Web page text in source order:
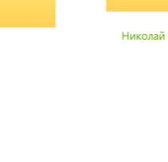
Николай